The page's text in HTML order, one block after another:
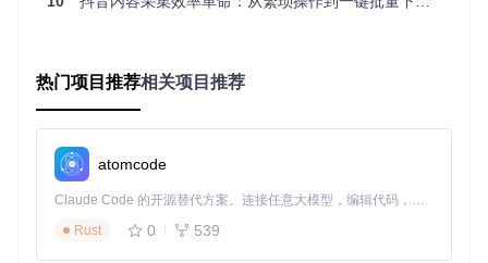
git clone https://gitcode.com/gh_mirrors/ti/
# 安装必要依赖
验证方法： 运行基础命令检查安装状态：
热门项目推荐相关项目推荐
atomcode
Claude Code 的开源替代方案。连接任意大模型，编辑代码，运行命令，自动验证 — 全自动执行。用 Rust 构建，极致性能。 ｜ An open-source alternative to Claude Code. Connect any LLM, edit code, run commands, and verify changes — autonomously. Built in Rust for speed. Get Started
Rust
0 539